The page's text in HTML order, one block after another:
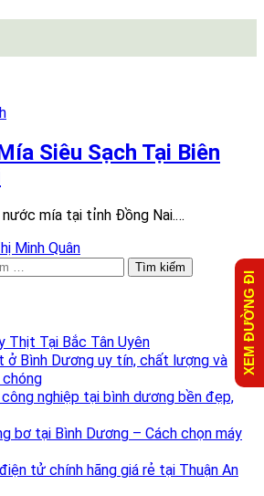
Siêu Sạch Tại Biên
nước mía tại tỉnh Đồng Nai.…
Minh Quân
Thịt Tại Bắc Tân Uyên
ở Bình Dương uy tín, chất lượng và
chóng
nghiệp tại bình dương bền đẹp,
bơ tại Bình Dương – Cách chọn máy
tử chính hãng giá rẻ tại Thuận An
XEM ĐƯỜNG ĐI